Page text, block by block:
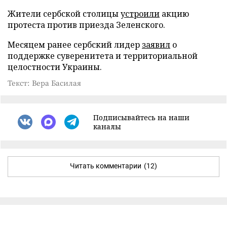
Жители сербской столицыустроили акцию
протеста против приезда Зеленского.
Месяцем ранее сербский лидер заявил о
поддержке суверенитета и территориальной
целостности Украины.
Текст: Вера Басилая
Подписывайтесь на наши
каналы
Читать комментарии (12)